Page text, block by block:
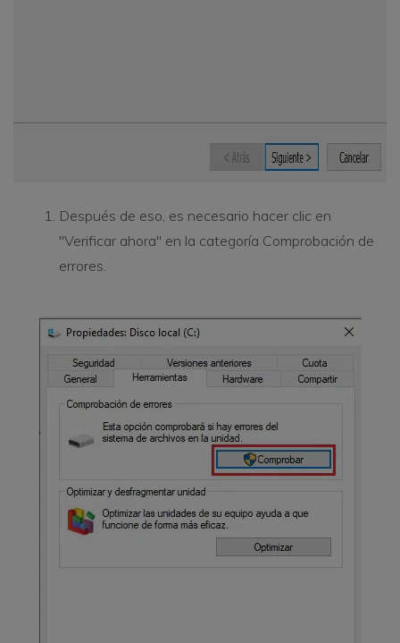
Después de eso, es necesario hacer clic en
"Verificar ahora" en la categoría Comprobación de
errores.